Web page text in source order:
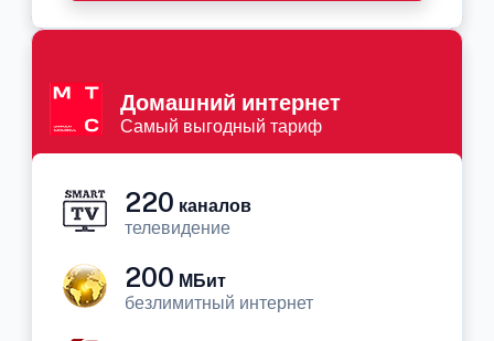
Домашний интернет
Самый выгодный тариф
220 каналов
телевидение
200 МБит
безлимитный интернет